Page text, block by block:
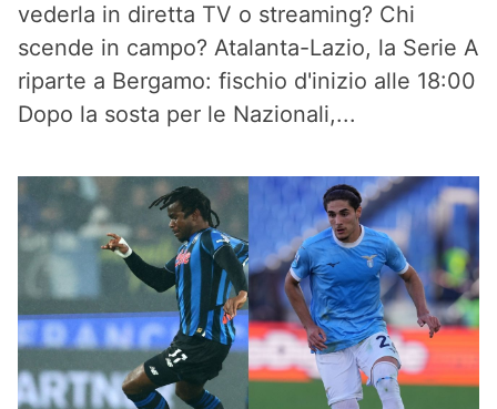
vederla in diretta TV o streaming? Chi
scende in campo? Atalanta-Lazio, la Serie A
riparte a Bergamo: fischio d'inizio alle 18:00
Dopo la sosta per le Nazionali,...